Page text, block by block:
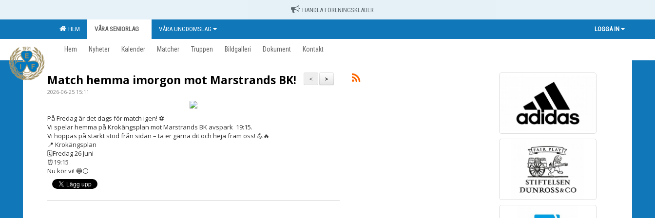
HANDLA FÖRENINGSKLÄDER
HEM VÅRA SENIORLAG VÅRA UNGDOMSLAG LOGGA IN
Hem Nyheter Kalender Matcher Truppen Bildgalleri Dokument Kontakt
>
<
Match hemma imorgon mot Marstrands BK!
2026-06-25 15:11
På Fredag är det dags för match igen! ⚽️
Vi spelar hemma på Krokängsplan mot Marstrands BK avspark 19:15.
Vi hoppas på starkt stöd från sidan – ta er gärna dit och heja fram oss! 💪🔥
📍 Krokängsplan
🗓Fredag 26 Juni
⏰19:15
Nu kör vi! 🔵⚪️